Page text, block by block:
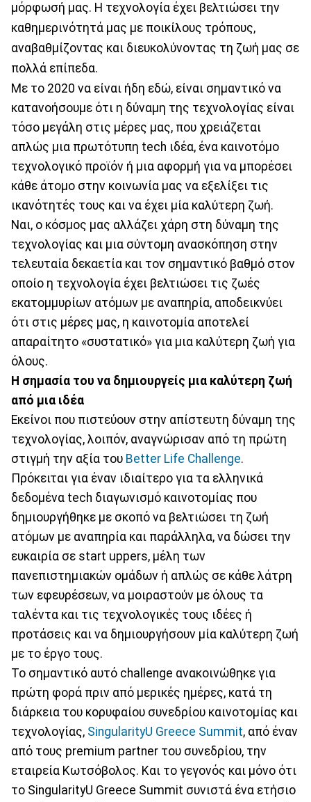
μόρφωσή μας. Η τεχνολογία έχει βελτιώσει την
καθημερινότητά μας με ποικίλους τρόπους,
αναβαθμίζοντας και διευκολύνοντας τη ζωή μας σε
πολλά επίπεδα.
Με το 2020 να είναι ήδη εδώ, είναι σημαντικό να
κατανοήσουμε ότι η δύναμη της τεχνολογίας είναι
τόσο μεγάλη στις μέρες μας, που χρειάζεται
απλώς μια πρωτότυπη tech ιδέα, ένα καινοτόμο
τεχνολογικό προϊόν ή μια αφορμή για να μπορέσει
κάθε άτομο στην κοινωνία μας να εξελίξει τις
ικανότητές τους και να έχει μία καλύτερη ζωή.
Ναι, ο κόσμος μας αλλάζει χάρη στη δύναμη της
τεχνολογίας και μια σύντομη ανασκόπηση στην
τελευταία δεκαετία και τον σημαντικό βαθμό στον
οποίο η τεχνολογία έχει βελτιώσει τις ζωές
εκατομμυρίων ατόμων με αναπηρία, αποδεικνύει
ότι στις μέρες μας, η καινοτομία αποτελεί
απαραίτητο «συστατικό» για μια καλύτερη ζωή για
όλους.
Η σημασία του να δημιουργείς μια καλύτερη ζωή
από μια ιδέα
Εκείνοι που πιστεύουν στην απίστευτη δύναμη της
τεχνολογίας, λοιπόν, αναγνώρισαν από τη πρώτη
στιγμή την αξία του Better Life Challenge.
Πρόκειται για έναν ιδιαίτερο για τα ελληνικά
δεδομένα tech διαγωνισμό καινοτομίας που
δημιουργήθηκε με σκοπό να βελτιώσει τη ζωή
ατόμων με αναπηρία και παράλληλα, να δώσει την
ευκαιρία σε start uppers, μέλη των
πανεπιστημιακών ομάδων ή απλώς σε κάθε λάτρη
των εφευρέσεων, να μοιραστούν με όλους τα
ταλέντα και τις τεχνολογικές τους ιδέες ή
προτάσεις και να δημιουργήσουν μία καλύτερη ζωή
με το έργο τους.
Το σημαντικό αυτό challenge ανακοινώθηκε για
πρώτη φορά πριν από μερικές ημέρες, κατά τη
διάρκεια του κορυφαίου συνεδρίου καινοτομίας και
τεχνολογίας, SingularityU Greece Summit, από έναν
από τους premium partner του συνεδρίου, την
εταιρεία Κωτσόβολος. Και το γεγονός και μόνο ότι
το SingularityU Greece Summit συνιστά ένα ετήσιο